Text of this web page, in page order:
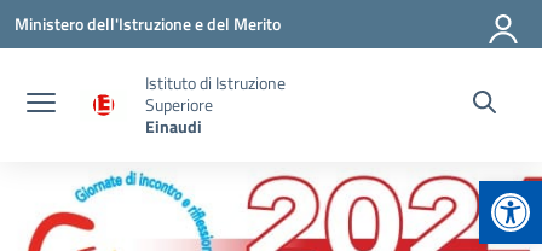
Vai ai contenuti
Vai al menu di navigazione
Vai al footer
Ministero dell'Istruzione e del Merito
Istituto di Istruzione
Superiore
Einaudi